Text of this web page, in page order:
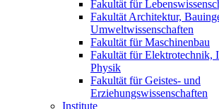
Fakultät für
Fakultät Architektur,
Umweltwissenschaften
Fakultät für Maschinenbau
Fakultät für Elektrotechnik,
Physik
Fakultät für Geistes- und
Erziehungswissenschaften
Institute